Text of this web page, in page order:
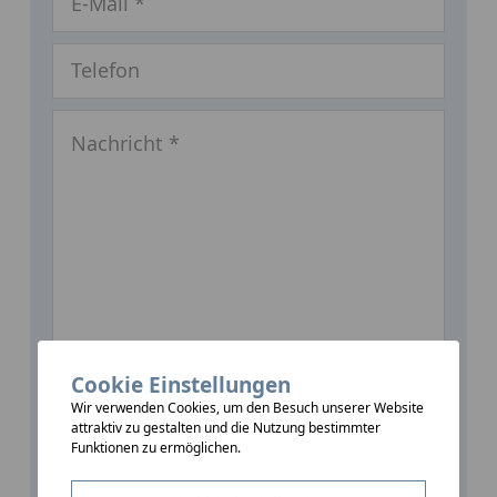
Ich habe dieDatenschutzerklärunggelesen und
Cookie Einstellungen
Wir verwenden Cookies, um den Besuch unserer Website
attraktiv zu gestalten und die Nutzung bestimmter
Funktionen zu ermöglichen.